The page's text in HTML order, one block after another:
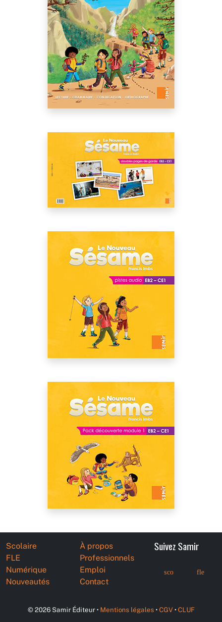
Scolaire
FLE
Numérique
Nouveautés
À propos
Professionnels
Emploi
Contact
Suivez Samir
sco fle
© 2026 Samir Éditeur • Mentions légales •CGV•CLUF